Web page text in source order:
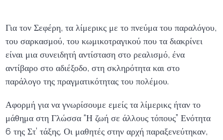
Για τον Σεφέρη, τα λίμερικς με το πνεύμα του παραλόγου,
του σαρκασμού, του κωμικοτραγικού που τα διακρίνει
είναι μια συνειδητή αντίσταση στο ρεαλισμό, ένα
αντίβαρο στο αδιέξοδο, στη σκληρότητα και στο
παράλογο της πραγματικότητας του πολέμου.
Αφορμή για να γνωρίσουμε εμείς τα λίμερικς ήταν το
μάθημα στη Γλώσσα “Η ζωή σε άλλους τόπους” Ενότητα
6 της Στ’ τάξης. Οι μαθητές στην αρχή παραξενεύτηκαν,